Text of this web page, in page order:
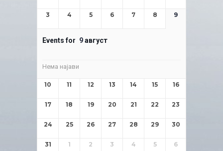
3 4 5 6 7 8 9
Events for 9август
Нема најави
10 11 12 13 14 15 16
17 18 19 20 21 22 23
24 25 26 27 28 29 30
31 1 2 3 4 5 6